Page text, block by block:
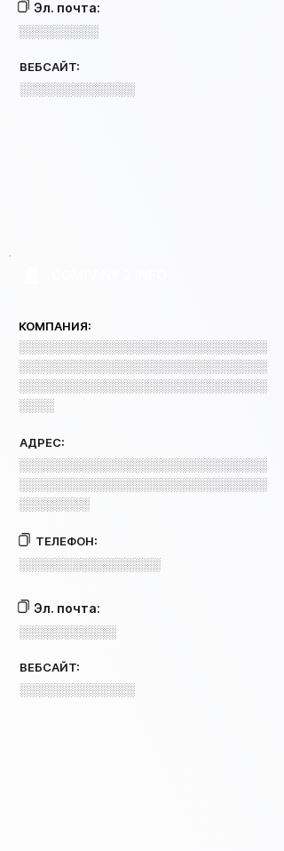
Эл. почта:
░░░░░░░░░
ВЕБСАЙТ:
░░░░░░░░░░░░░
КОМПАНИЯ:
░░░░░░░░░░░░░░░░░░░░░░░░░░░░
░░░░░░░░░░░░░░░░░░░░░░░░░░░░
░░░░░░░░░░░░░░░░░░░░░░░░░░░░
░░░░
АДРЕС:
░░░░░░░░░░░░░░░░░░░░░░░░░░░░
░░░░░░░░░░░░░░░░░░░░░░░░░░░░
░░░░░░░░
ТЕЛЕФОН:
░░░░░░░░░░░░░░░░
Эл. почта:
░░░░░░░░░░░
ВЕБСАЙТ:
░░░░░░░░░░░░░